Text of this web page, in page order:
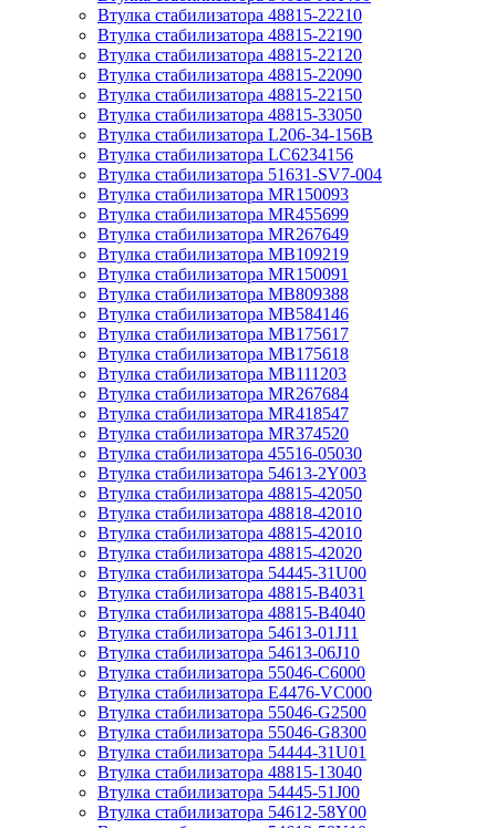
Втулка стабилизатора 48815-22210
Втулка стабилизатора 48815-22190
Втулка стабилизатора 48815-22120
Втулка стабилизатора 48815-22090
Втулка стабилизатора 48815-22150
Втулка стабилизатора 48815-33050
Втулка стабилизатора L206-34-156B
Втулка стабилизатора LC6234156
Втулка стабилизатора 51631-SV7-004
Втулка стабилизатора MR150093
Втулка стабилизатора MR455699
Втулка стабилизатора MR267649
Втулка стабилизатора MB109219
Втулка стабилизатора MR150091
Втулка стабилизатора MB809388
Втулка стабилизатора MB584146
Втулка стабилизатора MB175617
Втулка стабилизатора MB175618
Втулка стабилизатора MB111203
Втулка стабилизатора MR267684
Втулка стабилизатора MR418547
Втулка стабилизатора MR374520
Втулка стабилизатора 45516-05030
Втулка стабилизатора 54613-2Y003
Втулка стабилизатора 48815-42050
Втулка стабилизатора 48818-42010
Втулка стабилизатора 48815-42010
Втулка стабилизатора 48815-42020
Втулка стабилизатора 54445-31U00
Втулка стабилизатора 48815-B4031
Втулка стабилизатора 48815-B4040
Втулка стабилизатора 54613-01J11
Втулка стабилизатора 54613-06J10
Втулка стабилизатора 55046-C6000
Втулка стабилизатора E4476-VC000
Втулка стабилизатора 55046-G2500
Втулка стабилизатора 55046-G8300
Втулка стабилизатора 54444-31U01
Втулка стабилизатора 48815-13040
Втулка стабилизатора 54445-51J00
Втулка стабилизатора 54612-58Y00